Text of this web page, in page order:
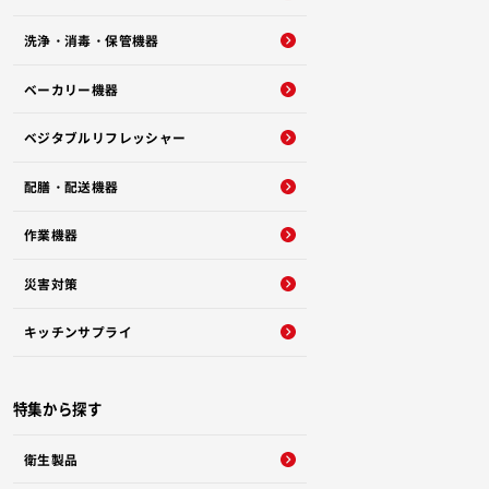
洗浄・消毒・保管機器
ベーカリー機器
ベジタブルリフレッシャー
配膳・配送機器
作業機器
災害対策
キッチンサプライ
特集から探す
衛生製品